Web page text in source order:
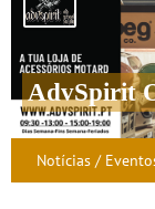
AdvSpirit
Notícias /